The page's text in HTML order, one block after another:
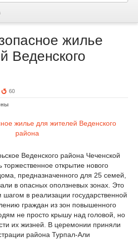
жилье
Веденского
60
Веденского района Чеченской
торжественное открытие нового
предназначенного для 25 семей,
в опасных оползневых зонах. Это
в реализации государственной
граждан из зон повышенного
не просто крышу над головой, но
их жизней. В церемонии приняли
района Турпал-Али